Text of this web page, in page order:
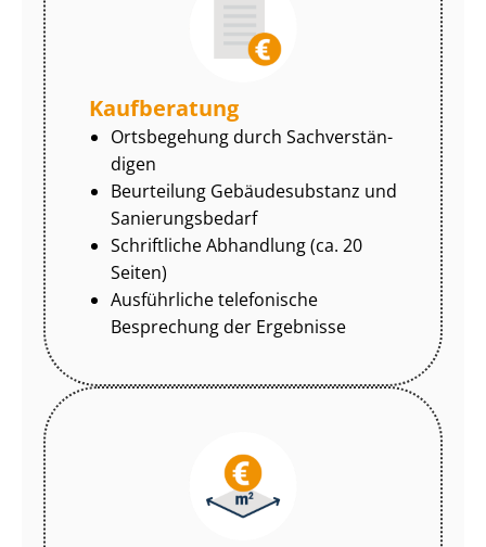
Kaufberatung
Ortsbegehung durch Sach­ver­stän­
di­gen
Beurteilung Gebäudesubstanz und
Sa­nie­rungs­be­darf
Schriftliche Abhandlung (ca. 20
Seiten)
Ausführliche telefonische
Besprechung der Ergebnisse